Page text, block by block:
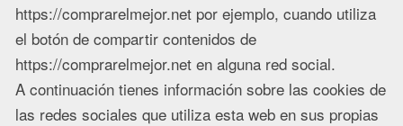
https://comprarelmejor.net por ejemplo, cuando utiliza
el botón de compartir contenidos de
https://comprarelmejor.net en alguna red social.
A continuación tienes información sobre las cookies de
las redes sociales que utiliza esta web en sus propias